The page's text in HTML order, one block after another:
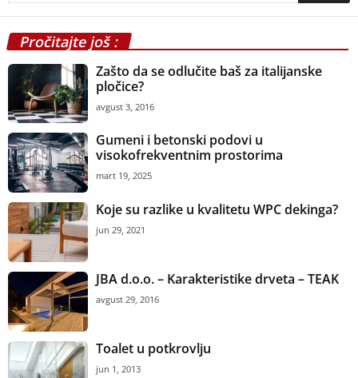
Pročitajte još :
Zašto da se odlučite baš za italijanske
pločice?
avgust 3, 2016
Gumeni i betonski podovi u
visokofrekventnim prostorima
mart 19, 2025
Koje su razlike u kvalitetu WPC dekinga?
jun 29, 2021
JBA d.o.o. – Karakteristike drveta – TEAK
avgust 29, 2016
Toalet u potkrovlju
jun 1, 2013